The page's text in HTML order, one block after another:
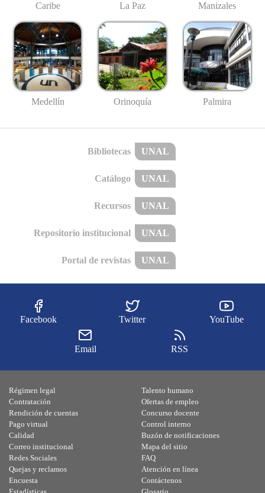
Caribe La Paz Manizales
Medellín Orinoquía Palmira
Bibliotecas UNAL
Catálogo UNAL
Recursos UNAL
Repositorio institucional UNAL
Portal de revistas UNAL
Facebook Twitter YouTube
Email RSS
Régimen legal
Contratación
Rendición de cuentas
Pago virtual
Calidad
Talento humano
Ofertas de empleo
Concurso docente
Control interno
Buzón de notificaciones
Correo institucional
Redes Sociales
Quejas y reclamos
Encuesta
Mapa del sitio
FAQ
Atención en línea
Contáctenos